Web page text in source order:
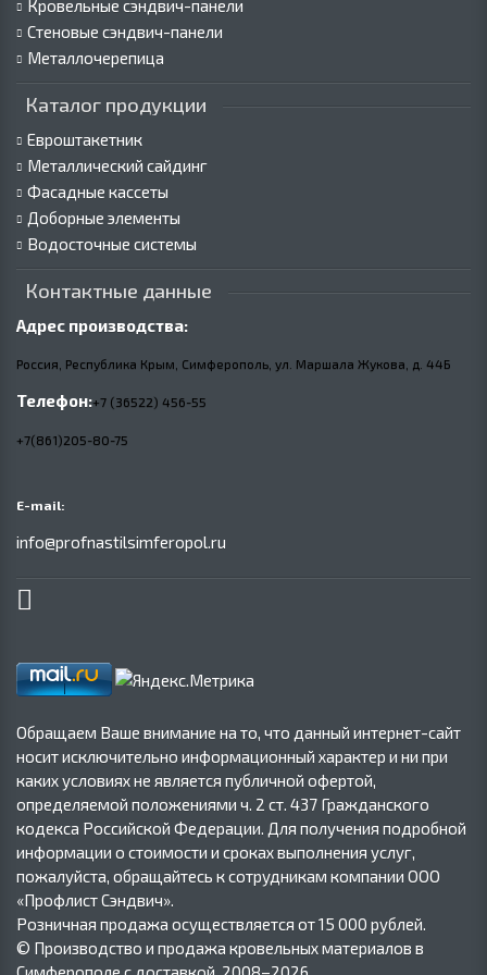
Кровельные сэндвич-панели
Стеновые сэндвич-панели
Металлочерепица
Каталог продукции
Евроштакетник
Металлический сайдинг
Фасадные кассеты
Доборные элементы
Водосточные системы
Контактные данные
Адрес производства:
Россия, Республика Крым, Симферополь, ул. Маршала Жукова, д. 44Б
Телефон:+7 (36522) 456-55
+7(861)205-80-75
E-mail:
info@profnastilsimferopol.ru
Обращаем Ваше внимание на то, что данный интернет-сайт
носит исключительно информационный характер и ни при
каких условиях не является публичной офертой,
определяемой положениями ч. 2 ст. 437 Гражданского
кодекса Российской Федерации. Для получения подробной
информации о стоимости и сроках выполнения услуг,
пожалуйста, обращайтесь к сотрудникам компании ООО
«Профлист Сэндвич».
Розничная продажа осуществляется от 15 000 рублей.
© Производство и продажа кровельных материалов в